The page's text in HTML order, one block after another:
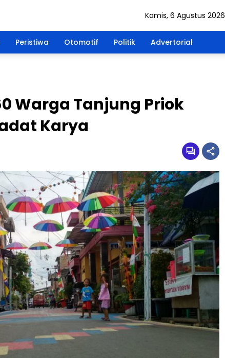
Kamis, 6 Agustus 2026
Peristiwa Otomotif Politik Advertorial
Warga Tanjung Priok
Karya